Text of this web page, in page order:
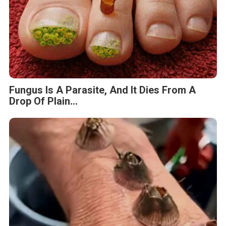
Fungus Is A Parasite, And It Dies From A
Drop Of Plain...